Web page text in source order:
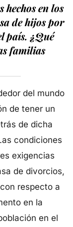
hechos en los
de hijos por
país. ¿Qué
familias
del mundo
de tener un
de dicha
condiciones
exigencias
de divorcios,
respecto a
en la
en el